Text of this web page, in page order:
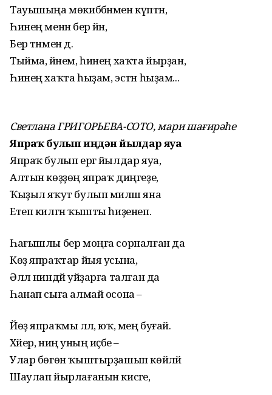
Тауышыңа мөкиббәнмен күптән,
Һинең менән бер йән,
Бер тәнмен дә.
Тыйма, йәнем, һинең хаҡта йырҙан,
Һинең хаҡта һыҙам, эстән һыҙам...
Светлана ГРИГОРЬЕВА-СОТО, мари шағирәһе
Япраҡ булып иңдән йылдар яуа
Япраҡ булып ергә йылдар яуа,
Алтын көҙҙөң япраҡ диңгеҙе,
Ҡыҙыл яҡут булып миләш яна
Етеп килгән ҡышты һиҙенеп.
Һағышлы бер моңға сорналған да
Көҙ япраҡтар йыя усына,
Әллә ниндәй уйҙарға талған да
Һанап сыға алмай осона –
Йөҙ япраҡмы әллә, юҡ, мең буғай.
Хәйер, ниңә уның иҫәбе –
Улар бөгөн ҡыштырҙашып көйләй
Шаулап йырлағанын кисәге,